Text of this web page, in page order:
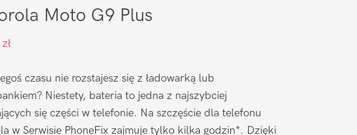
Moto G9 Plus
zł
czasu nie rozstajesz się z ładowarką lub
Niestety, bateria to jedna z najszybciej
się części w telefonie. Na szczęście dla telefonu
w Serwisie PhoneFix zajmuje tylko kilka godzin*. Dzięki